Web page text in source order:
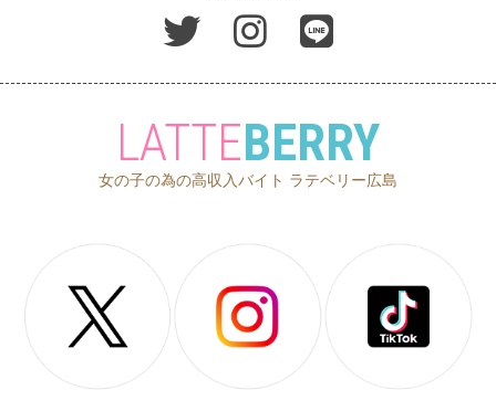
LATTEBERRY
女の子の為の高収入バイト ラテベリー広島